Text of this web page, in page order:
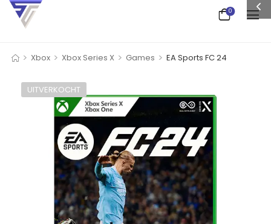
0
> Xbox > Xbox Series X > Games > EA Sports FC 24
UITVERKOCHT